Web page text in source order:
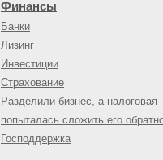
Финансы
Банки
Лизинг
Инвестиции
Страхование
Разделили бизнес, а налоговая
попыталась сложить его
Господдержка